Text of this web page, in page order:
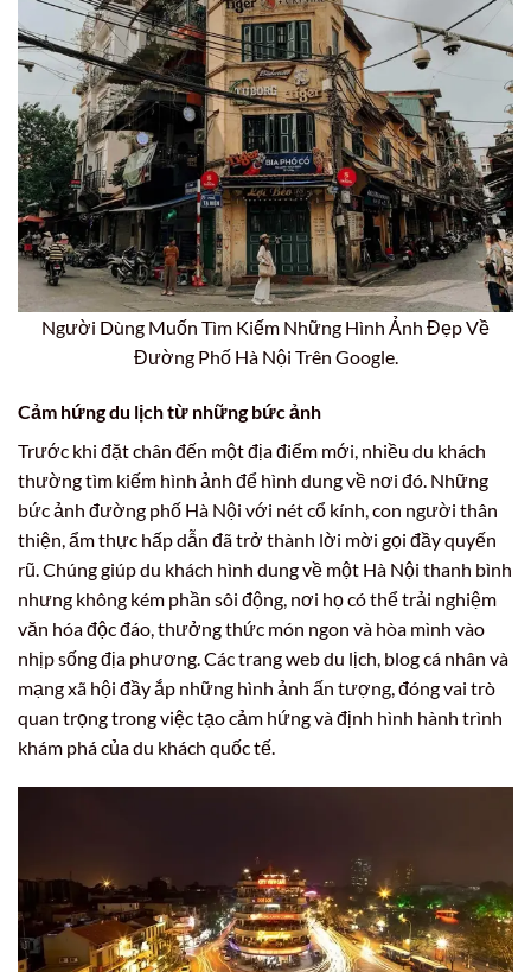
Người Dùng Muốn Tìm Kiếm Những Hình Ảnh Đẹp Về
Đường Phố Hà Nội Trên Google.
Cảm hứng du lịch từ những bức ảnh
Trước khi đặt chân đến một địa điểm mới, nhiều du khách
thường tìm kiếm hình ảnh để hình dung về nơi đó. Những
bức ảnh đường phố Hà Nội với nét cổ kính, con người thân
thiện, ẩm thực hấp dẫn đã trở thành lời mời gọi đầy quyến
rũ. Chúng giúp du khách hình dung về một Hà Nội thanh bình
nhưng không kém phần sôi động, nơi họ có thể trải nghiệm
văn hóa độc đáo, thưởng thức món ngon và hòa mình vào
nhịp sống địa phương. Các trang web du lịch, blog cá nhân và
mạng xã hội đầy ắp những hình ảnh ấn tượng, đóng vai trò
quan trọng trong việc tạo cảm hứng và định hình hành trình
khám phá của du khách quốc tế.